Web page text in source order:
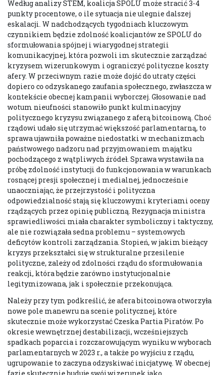
Według analizy STEM, koalicja SPOLU może stracić 3-4
punkty procentowe, o ile sytuacja nie ulegnie dalszej
eskalacji. W nadchodzących tygodniach kluczowym
czynnikiem będzie zdolność koalicjantów ze SPOLU do
sformułowania spójnej i wiarygodnej strategii
komunikacyjnej, która pozwoli im skutecznie zarządzać
kryzysem wizerunkowym i ograniczyć polityczne koszty
afery. W przeciwnym razie może dojść do utraty części
dopiero co odzyskanego zaufania społecznego, zwłaszcza w
kontekście obecnej kampanii wyborczej. Głosowanie nad
wotum nieufności stanowiło punkt kulminacyjny
politycznego kryzysu związanego z aferą bitcoinową. Choć
rządowi udało się utrzymać większość parlamentarną, to
sprawa ujawniła poważne niedostatki w mechanizmach
państwowego nadzoru nad przyjmowaniem majątku
pochodzącego z wątpliwych źródeł. Sprawa wystawiła na
próbę zdolność instytucji do funkcjonowania w warunkach
rosnącej presji społecznej i medialnej, jednocześnie
unaoczniając, że przejrzystość i polityczna
odpowiedzialność stają się kluczowymi kryteriami oceny
rządzących przez opinię publiczną. Rezygnacja ministra
sprawiedliwości miała charakter symboliczny i taktyczny,
ale nie rozwiązała sedna problemu – systemowych
deficytów kontroli zarządzania. Stopień, w jakim bieżący
kryzys przekształci się w strukturalne przesilenie
polityczne, zależy od zdolności rządu do sformułowania
reakcji, która będzie zarówno instytucjonalnie
legitymizowana, jak i społecznie przekonująca.
Należy przy tym podkreślić, że afera bitcoinowa otworzyła
nowe pole manewru na scenie politycznej, które
skutecznie może wykorzystać Czeska Partia Piratów. Po
okresie wewnętrznej destabilizacji, wcześniejszych
spadkach poparcia i rozczarowującym wyniku w wyborach
parlamentarnych w 2023 r., a także po wyjściu z rządu,
ugrupowanie to zaczyna odzyskiwać inicjatywę. W obecnej
fazie skutecznie buduje swój wizerunek jako